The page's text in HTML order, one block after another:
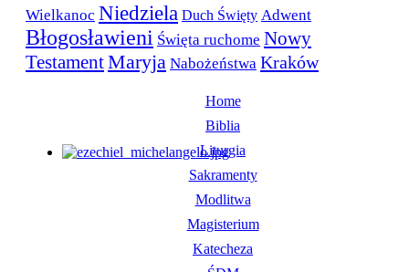
Wielkanoc Niedziela Duch Święty Adwent
Błogosławieni Święta ruchome Nowy
TestamentMaryja Nabożeństwa Kraków
Home
Biblia
Liturgia
Sakramenty
Modlitwa
Magisterium
Katecheza